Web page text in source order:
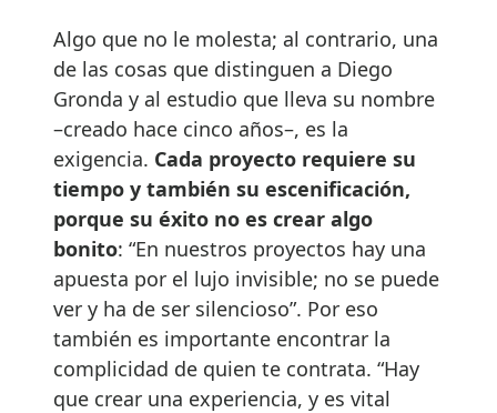
Algo que no le molesta; al contrario, una
de las cosas que distinguen a Diego
Gronda y al estudio que lleva su nombre
–creado hace cinco años–, es la
exigencia. Cada proyecto requiere su
tiempo y también su escenificación,
porque su éxito no es crear algo
bonito: “En nuestros proyectos hay una
apuesta por el lujo invisible; no se puede
ver y ha de ser silencioso”. Por eso
también es importante encontrar la
complicidad de quien te contrata. “Hay
que crear una experiencia, y es vital